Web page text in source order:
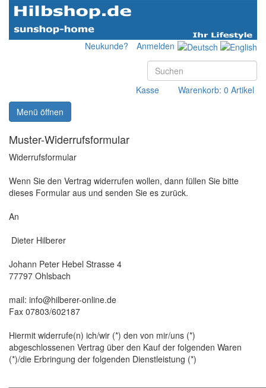
Neukunde? Anmelden
Kasse
Warenkorb: 0 Artikel
Menü öffnen
Muster-Widerrufsformular
Widerrufsformular
Wenn Sie den Vertrag widerrufen wollen, dann füllen Sie bitte
dieses Formular aus und senden Sie es zurück.
An
Dieter Hilberer
Johann Peter Hebel Strasse 4
77797 Ohlsbach
mail: info@hilberer-online.de
Fax 07803/602187
Hiermit widerrufe(n) ich/wir (*) den von mir/uns (*)
abgeschlossenen Vertrag über den Kauf der folgenden Waren
(*)/die Erbringung der folgenden Dienstleistung (*)